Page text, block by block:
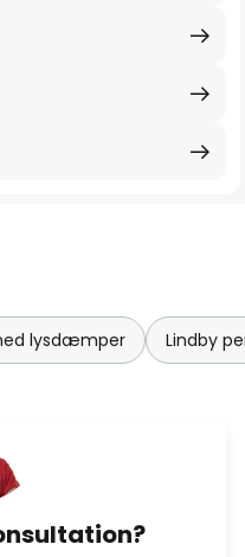
lysdæmper Lindby